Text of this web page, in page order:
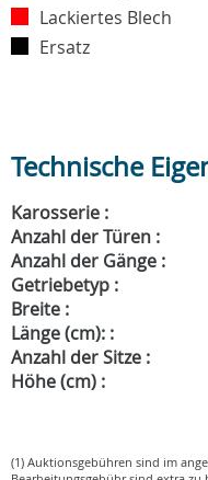
Lackiertes Blech
Ersatz
Technische
Karosserie :
Anzahl der Türen :
Anzahl der Gänge :
Getriebetyp :
Breite :
Länge (cm): :
Anzahl der Sitze :
Höhe (cm) :
(1) Auktionsgebühren sind im